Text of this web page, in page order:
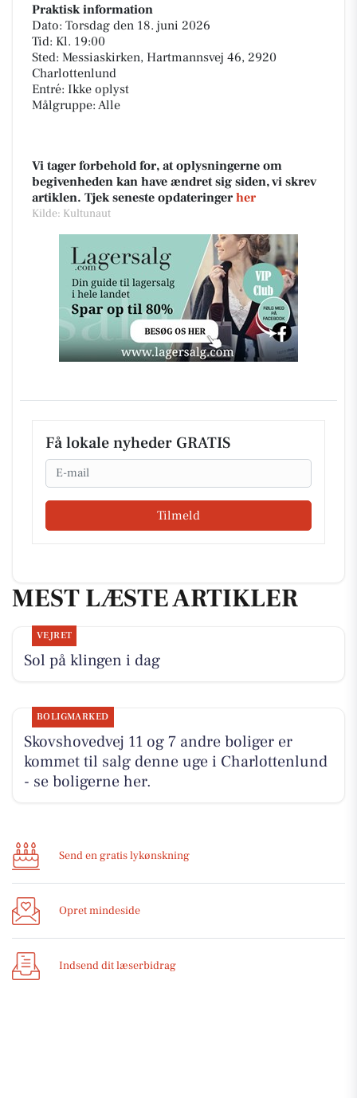
Praktisk information
Dato: Torsdag den 18. juni 2026
Tid: Kl. 19:00
Sted: Messiaskirken, Hartmannsvej 46, 2920
Charlottenlund
Entré: Ikke oplyst
Målgruppe: Alle
Vi tager forbehold for, at oplysningerne om
begivenheden kan have ændret sig siden, vi skrev
artiklen. Tjek seneste opdateringer her
Kilde: Kultunaut
Få lokale nyheder GRATIS
Email
Tilmeld
MEST LÆSTE ARTIKLER
VEJRET
Sol på klingen i dag
BOLIGMARKED
Skovshovedvej 11 og 7 andre boliger er
kommet til salg denne uge i Charlottenlund
- se boligerne her.
Send en gratis lykønskning
Opret mindeside
Indsend dit læserbidrag